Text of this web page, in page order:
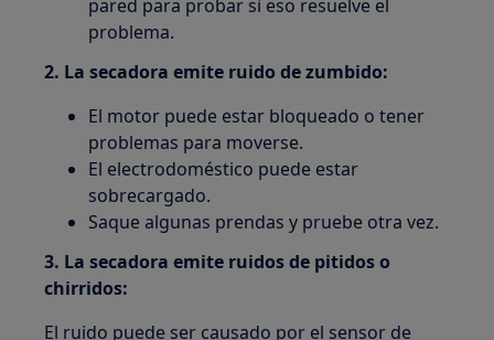
pared para probar si eso resuelve el
problema.
2. La secadora emite ruido de zumbido:
El motor puede estar bloqueado o tener
problemas para moverse.
El electrodoméstico puede estar
sobrecargado.
Saque algunas prendas y pruebe otra vez.
3. La secadora emite ruidos de pitidos o
chirridos:
El ruido puede ser causado por el sensor de